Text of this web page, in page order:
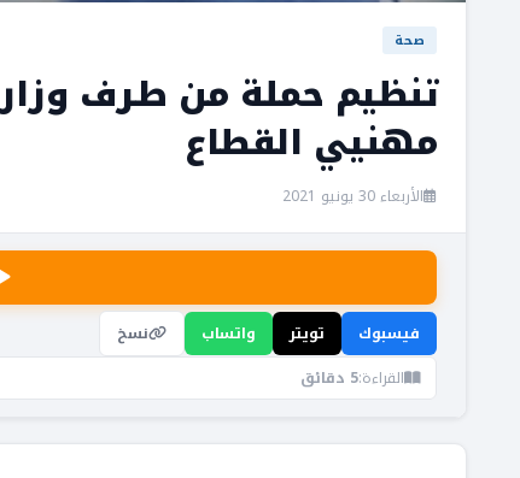
صحة
تنظيم حملة من طرف
مهنيي القطاع
الأربعاء 30 يونيو 2021
فيسبوك تويتر واتساب
نسخ
القراءة:5 دقائق